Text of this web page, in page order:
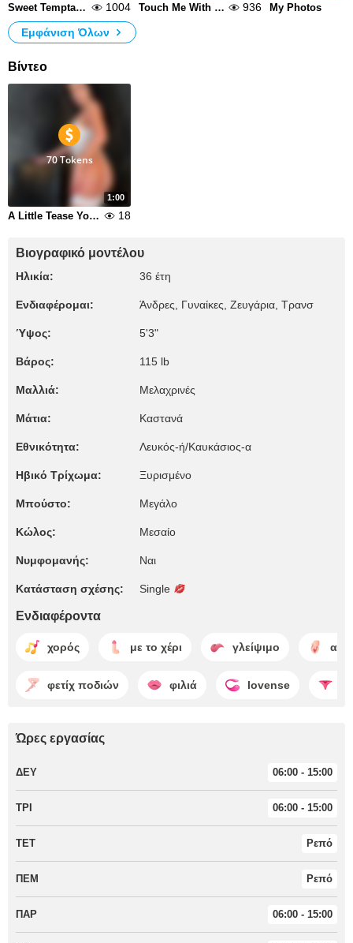
Sweet Temptation 1004 Touch Me With Your Eyes 936 My Photos
Εμφάνιση Όλων
Βίντεο
1:00
70 Tokens
A Little Tease You Wont Forget 18
Βιογραφικό μοντέλου
Ηλικία: 36 έτη
Ενδιαφέρομαι: Άνδρες, Γυναίκες, Zευγάρια, Τρανσ
Ύψος: 5'3"
Βάρος: 115 lb
Μαλλιά: Μελαχρινές
Μάτια: Καστανά
Εθνικότητα: Λευκός-ή/Καυκάσιος-α
Ηβικό Τρίχωμα: Ξυρισμένο
Μπούστο: Μεγάλο
Κώλος: Μεσαίο
Νυμφομανής: Ναι
Κατάσταση σχέσης: Single
Ενδιαφέροντα
χορός με το χέρι γλείψιμο
φετίχ ποδιών φιλιά lovense
Ώρες εργασίας
ΔΕΥ 06:00 - 15:00
ΤΡΙ 06:00 - 15:00
ΤΕΤ Ρεπό
ΠΕΜ Ρεπό
ΠΑΡ 06:00 - 15:00